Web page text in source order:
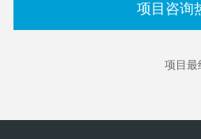
项目咨询
项目最